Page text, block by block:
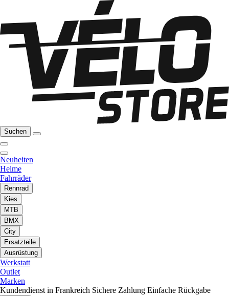
Suchen
Neuheiten
Helme
Fahrräder
Rennrad
Kies
MTB
BMX
City
Ersatzteile
Ausrüstung
Werkstatt
Outlet
Marken
Kundendienst in Frankreich Sichere Zahlung Einfache Rückgabe